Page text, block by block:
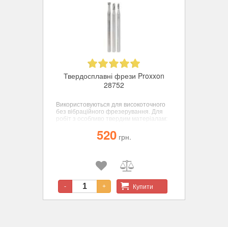
Твердосплавні фрези Proxxon
28752
Використовуються для високоточного
без вібраційного фрезерування. Для
робіт з особливо твердим матеріалам:
кольорових металів, пластиків. 3 шт.
(циліндр, сфера, конус)
520 грн.
- + Купити